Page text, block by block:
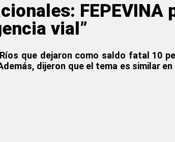
FEPEVINA
vial”
que dejaron como saldo fatal 10
dijeron que el tema es similar